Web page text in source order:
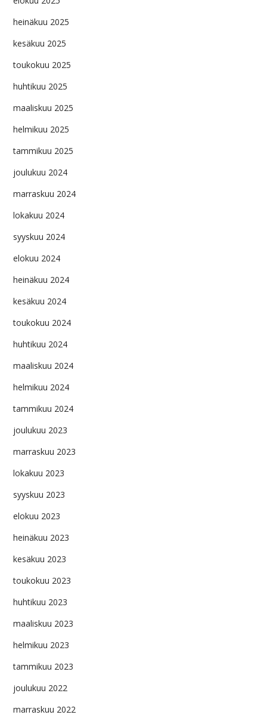
heinäkuu 2025
kesäkuu 2025
toukokuu 2025
huhtikuu 2025
maaliskuu 2025
helmikuu 2025
tammikuu 2025
joulukuu 2024
marraskuu 2024
lokakuu 2024
syyskuu 2024
elokuu 2024
heinäkuu 2024
kesäkuu 2024
toukokuu 2024
huhtikuu 2024
maaliskuu 2024
helmikuu 2024
tammikuu 2024
joulukuu 2023
marraskuu 2023
lokakuu 2023
syyskuu 2023
elokuu 2023
heinäkuu 2023
kesäkuu 2023
toukokuu 2023
huhtikuu 2023
maaliskuu 2023
helmikuu 2023
tammikuu 2023
joulukuu 2022
marraskuu 2022